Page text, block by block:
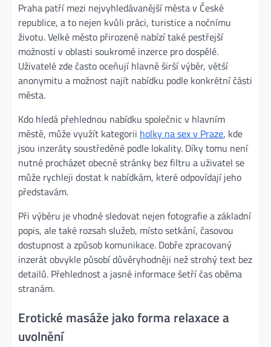
Praha patří mezi nejvyhledávanější města v České
republice, a to nejen kvůli práci, turistice a nočnímu
životu. Velké město přirozeně nabízí také pestřejší
možnosti v oblasti soukromé inzerce pro dospělé.
Uživatelé zde často oceňují hlavně širší výběr, větší
anonymitu a možnost najít nabídku podle konkrétní části
města.
Kdo hledá přehlednou nabídku společnic v hlavním
městě, může využít kategorii holky na sex v Praze, kde
jsou inzeráty soustředěné podle lokality. Díky tomu není
nutné procházet obecné stránky bez filtru a uživatel se
může rychleji dostat k nabídkám, které odpovídají jeho
představám.
Při výběru je vhodné sledovat nejen fotografie a základní
popis, ale také rozsah služeb, místo setkání, časovou
dostupnost a způsob komunikace. Dobře zpracovaný
inzerát obvykle působí důvěryhodněji než strohý text bez
detailů. Přehlednost a jasné informace šetří čas oběma
stranám.
Erotické masáže jako forma relaxace a
uvolnění